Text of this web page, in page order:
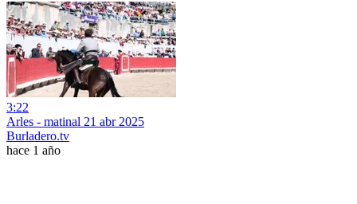
3:22
Arles - matinal 21 abr 2025
Burladero.tv
hace 1 año